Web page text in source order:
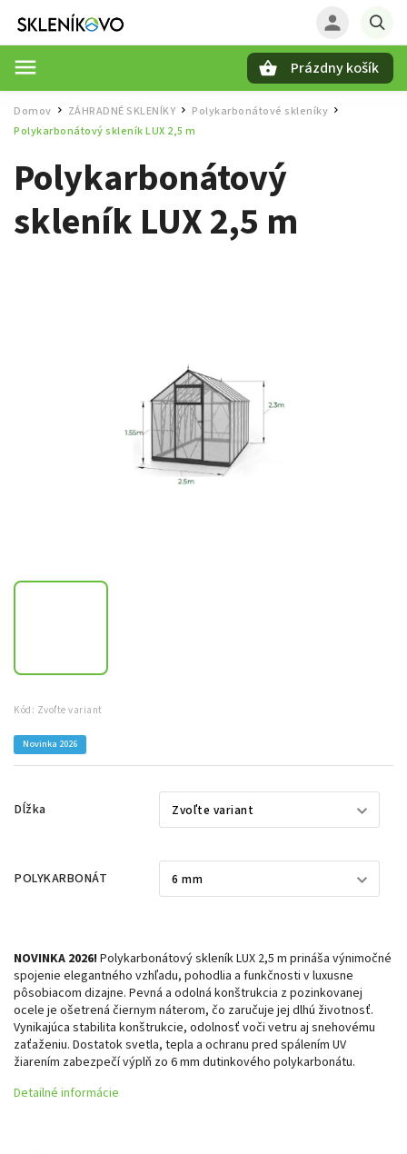
Prázdny košík
Domov ZÁHRADNÉ SKLENÍKY / Polykarbonátové skleníky /
Polykarbonátový skleník LUX 2,5 m
Polykarbonátový
skleník LUX 2,5 m
Kód: Zvoľte variant
Novinka 2026
Dĺžka
POLYKARBONÁT
NOVINKA 2026! Polykarbonátový skleník LUX 2,5 m prináša výnimočné
spojenie elegantného vzhľadu, pohodlia a funkčnosti v luxusne
pôsobiacom dizajne. Pevná a odolná konštrukcia z pozinkovanej
ocele je ošetrená čiernym náterom, čo zaručuje jej dlhú životnosť.
Vynikajúca stabilita konštrukcie, odolnosť voči vetru aj snehovému
zaťaženiu. Dostatok svetla, tepla a ochranu pred spálením UV
žiarením zabezpečí výplň zo 6 mm dutinkového polykarbonátu.
Detailné informácie